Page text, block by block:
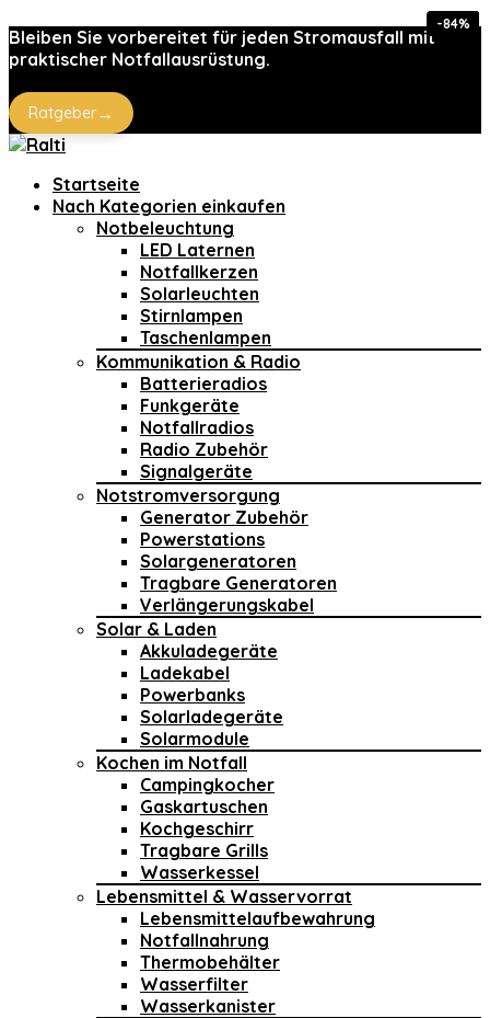
Bleiben Sie vorbereitet für jeden Stromausfall mit
praktischer Notfallausrüstung.
Ratgeber→
Startseite
Nach Kategorien einkaufen
Notbeleuchtung
LED Laternen
Notfallkerzen
Solarleuchten
Stirnlampen
Taschenlampen
Kommunikation & Radio
Batterieradios
Funkgeräte
Notfallradios
Radio Zubehör
Signalgeräte
Notstromversorgung
Generator Zubehör
Powerstations
Solargeneratoren
Tragbare Generatoren
Verlängerungskabel
Solar & Laden
Akkuladegeräte
Ladekabel
Powerbanks
Solarladegeräte
Solarmodule
Kochen im Notfall
Campingkocher
Gaskartuschen
Kochgeschirr
Tragbare Grills
Wasserkessel
Lebensmittel & Wasservorrat
Lebensmittelaufbewahrung
Notfallnahrung
Thermobehälter
Wasserfilter
Wasserkanister
-75%
-75%
-47%
-30%
-23%
-37%
-53%
-84%